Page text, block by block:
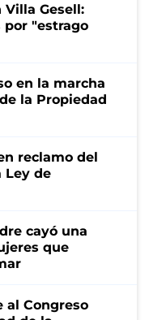
Gesell:
por "estrago
en la marcha
la Propiedad
reclamo del
Ley de
cayó una
que
al Congreso